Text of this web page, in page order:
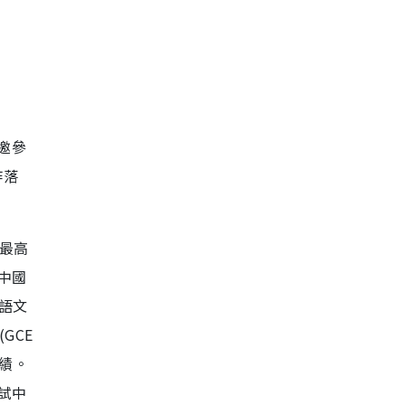
參
高
國
文
。
中